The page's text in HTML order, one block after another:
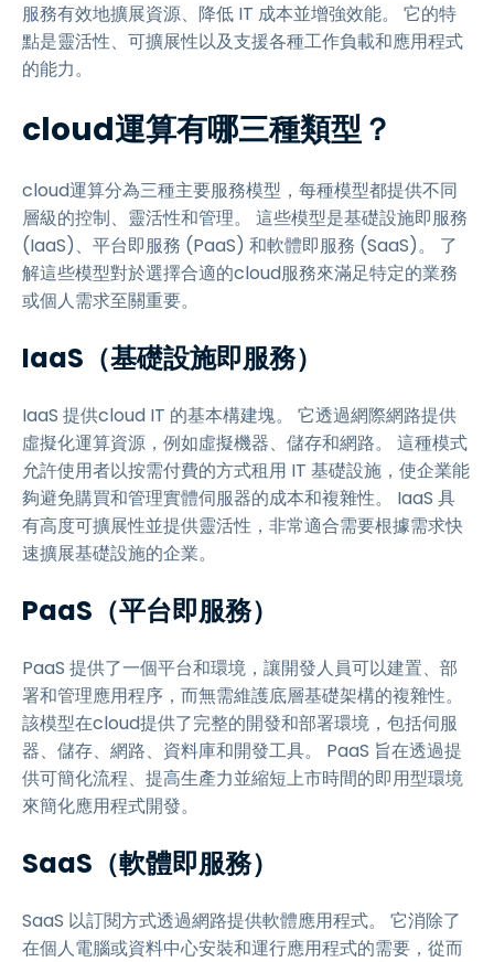
服務有效地擴展資源、降低 IT 成本並增強效能。 它的特
點是靈活性、可擴展性以及支援各種工作負載和應用程式
的能力。
cloud運算有哪三種類型？
cloud運算分為三種主要服務模型，每種模型都提供不同
層級的控制、靈活性和管理。 這些模型是基礎設施即服務
(IaaS)、平台即服務 (PaaS) 和軟體即服務 (SaaS)。 了
解這些模型對於選擇合適的cloud服務來滿足特定的業務
或個人需求至關重要。
IaaS（基礎設施即服務）
IaaS 提供cloud IT 的基本構建塊。 它透過網際網路提供
虛擬化運算資源，例如虛擬機器、儲存和網路。 這種模式
允許使用者以按需付費的方式租用 IT 基礎設施，使企業能
夠避免購買和管理實體伺服器的成本和複雜性。 IaaS 具
有高度可擴展性並提供靈活性，非常適合需要根據需求快
速擴展基礎設施的企業。
PaaS（平台即服務）
PaaS 提供了一個平台和環境，讓開發人員可以建置、部
署和管理應用程序，而無需維護底層基礎架構的複雜性。
該模型在cloud提供了完整的開發和部署環境，包括伺服
器、儲存、網路、資料庫和開發工具。 PaaS 旨在透過提
供可簡化流程、提高生產力並縮短上市時間的即用型環境
來簡化應用程式開發。
SaaS（軟體即服務）
SaaS 以訂閱方式透過網路提供軟體應用程式。 它消除了
在個人電腦或資料中心安裝和運行應用程式的需要，從而